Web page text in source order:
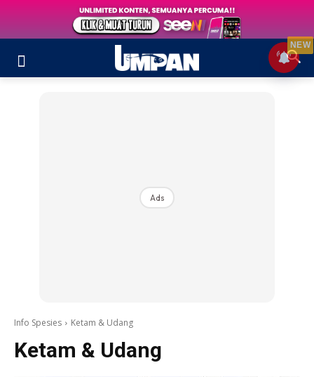
Ads
Info Spesies Ketam & Udang
Ketam & Udang
NEW